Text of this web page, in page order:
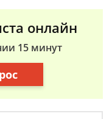
онлайн
15 минут